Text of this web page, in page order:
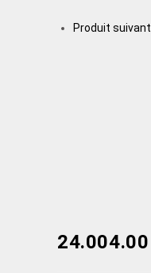
Produit suivant
24.004.00